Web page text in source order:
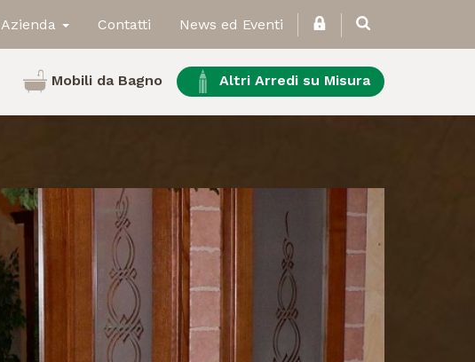
Azienda Contatti News ed Eventi
Mobili da Bagno Altri Arredi su Misura